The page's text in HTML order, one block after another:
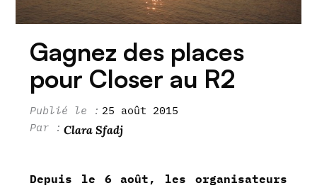
Gagnez des places
pour Closer au R2
25 août 2015
Clara Sfadj
Depuis le 6 août, les organisateurs